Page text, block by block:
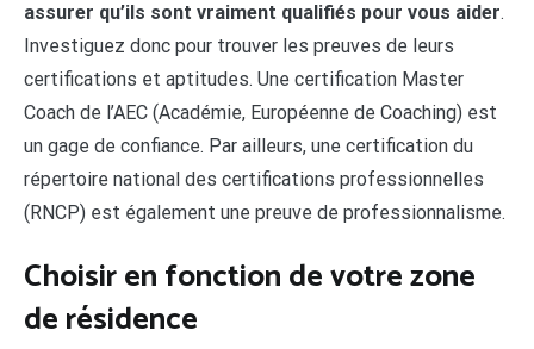
assurer qu’ils sont vraiment qualifiés pour vous aider.
Investiguez donc pour trouver les preuves de leurs
certifications et aptitudes. Une certification Master
Coach de l’AEC (Académie, Européenne de Coaching) est
un gage de confiance. Par ailleurs, une certification du
répertoire national des certifications professionnelles
(RNCP) est également une preuve de professionnalisme.
Choisir en fonction de votre zone
de résidence